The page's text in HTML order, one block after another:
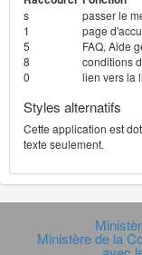
s
passer le
1
page
5
FAQ, Aide
8
conditions
0
lien vers la
Styles alternatifs
Cette application est
texte seulement.
Ministère de la